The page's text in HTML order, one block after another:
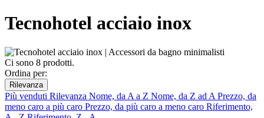
Tecnohotel acciaio inox
Ci sono 8 prodotti.
Ordina per:
Rilevanza
Più venduti Rilevanza Nome, da A a Z Nome, da Z ad A Prezzo, da
meno caro a più caro Prezzo, da più caro a meno caro Riferimento,